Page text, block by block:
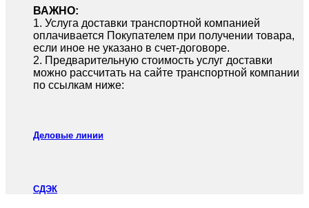
ВАЖНО:
1.⁠ ⁠Услуга доставки транспортной компанией
оплачивается Покупателем при получении товара,
если иное не указано в счет-договоре.
2.⁠ ⁠Предварительную стоимость услуг доставки
можно рассчитать на сайте транспортной компании
по ссылкам ниже:
Деловые линии
СДЭК